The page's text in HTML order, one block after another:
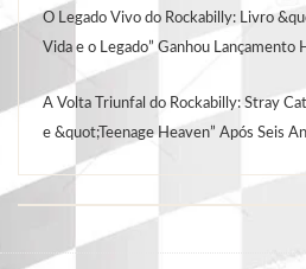
O Legado Vivo do Rockabilly: Livro
Vida e o Legado” Ganhou Lançamento
A Volta Triunfal do Rockabilly: Stray
e &quot;Teenage Heaven” Após Seis